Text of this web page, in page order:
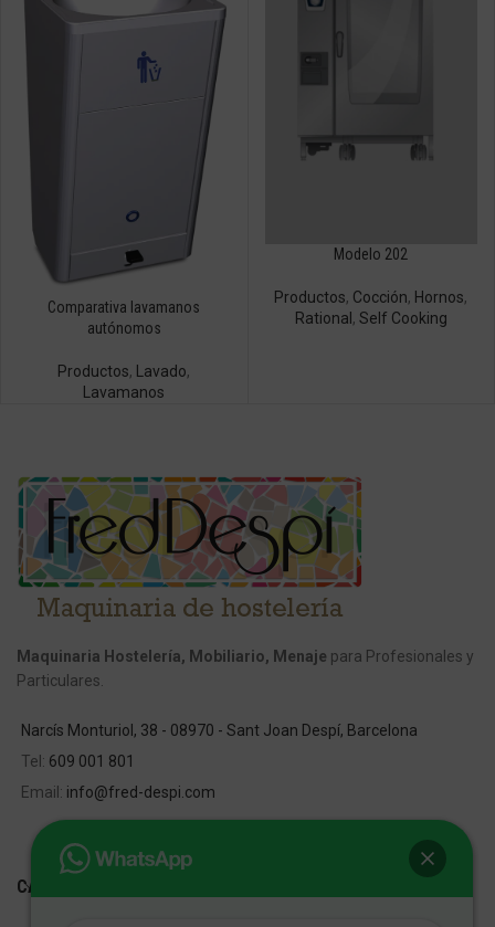
Comparativa lavamanos
autónomos
Productos, Lavado,
Lavamanos
Modelo 202
Productos, Cocción, Hornos,
Rational, Self Cooking
Maquinaria Hostelería, Mobiliario, Menaje para Profesionales y
Particulares.
Narcís Monturiol, 38 - 08970 - Sant Joan Despí, Barcelona
Tel: 609 001 801
Email: info@fred-despi.com
CATEGORIAS